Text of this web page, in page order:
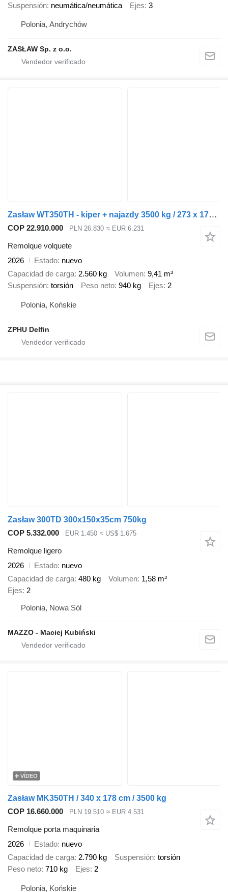
Suspensión neumática/neumática Ejes 3
Polonia, Andrychów
ZASŁAW Sp. z o.o.
Zasław WT350TH - kiper + najazdy 3500 kg / 273 x 177 cm
COP 22.910.000 PLN 26.830 ≈ EUR 6.231
Remolque volquete
2026
Estado nuevo
Capacidad de carga 2.560 kg Volumen 9,41 m³
Suspensión torsión Peso neto 940 kg Ejes 2
Polonia, Końskie
ZPHU Delfin
Zasław 300TD 300x150x35cm 750kg
COP 5.332.000
EUR 1.450 ≈ US$ 1.675
Remolque ligero
2026
Estado nuevo
Capacidad de carga 480 kg Volumen 1,58 m³
Ejes 2
Polonia, Nowa Sól
MAZZO - Maciej Kubiński
VÍDEO
Zasław MK350TH / 340 x 178 cm / 3500 kg
COP 16.660.000
PLN 19.510 ≈ EUR 4.531
Remolque porta maquinaria
2026
Estado nuevo
Capacidad de carga 2.790 kg Suspensión torsión
Peso neto 710 kg Ejes 2
Polonia, Końskie